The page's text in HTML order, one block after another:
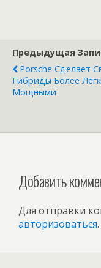
Предыдущая
Porsche Сделает
Гибриды Более
Мощными
Добавить
Для отправки
авторизоваться.